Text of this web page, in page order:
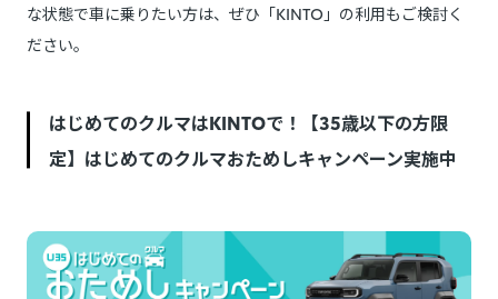
な状態で車に乗りたい方は、ぜひ「KINTO」の利用もご検討く
ださい。
はじめてのクルマはKINTOで！【35歳以下の方限
定】はじめてのクルマおためしキャンペーン実施中